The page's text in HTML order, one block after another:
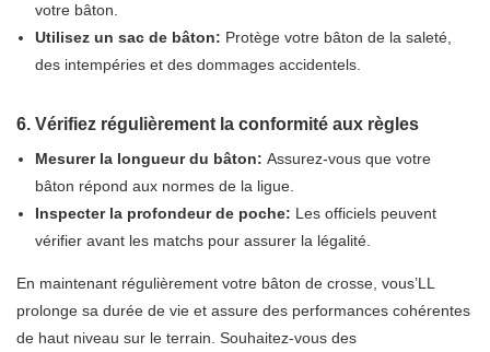
votre bâton.
Utilisez un sac de bâton: Protège votre bâton de la saleté,
des intempéries et des dommages accidentels.
6. Vérifiez régulièrement la conformité aux règles
Mesurer la longueur du bâton: Assurez-vous que votre
bâton répond aux normes de la ligue.
Inspecter la profondeur de poche: Les officiels peuvent
vérifier avant les matchs pour assurer la légalité.
En maintenant régulièrement votre bâton de crosse, vous’LL
prolonge sa durée de vie et assure des performances cohérentes
de haut niveau sur le terrain. Souhaitez-vous des